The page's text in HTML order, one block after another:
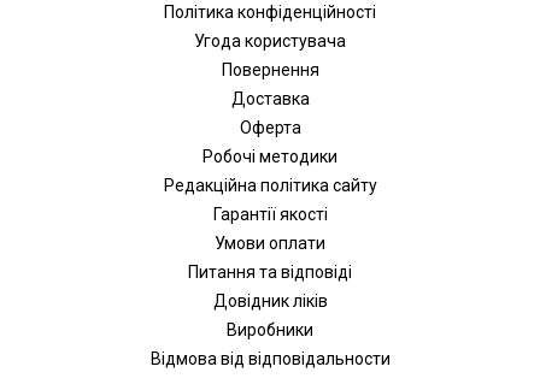
Політика конфіденційності
Угода користувача
Повернення
Доставка
Оферта
Робочі методики
Редакційна політика сайту
Гарантії якості
Умови оплати
Питання та відповіді
Довідник ліків
Виробники
Відмова від відповідальности